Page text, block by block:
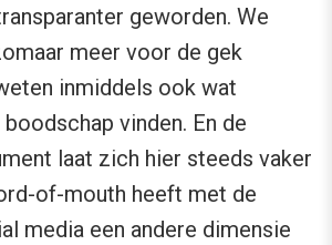
geworden. We
meer voor de gek
inmiddels ook wat
vinden. En de
laat zich hier steeds vaker
of-mouth heeft met de
media een andere dimensie